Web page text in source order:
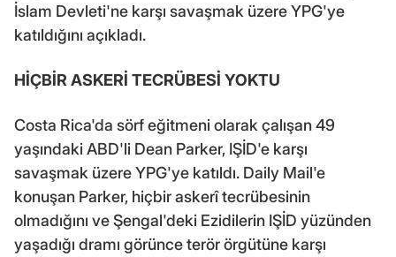
İslam Devleti'ne karşı savaşmak üzere YPG'ye
katıldığını açıkladı.
HİÇBİR ASKERİ TECRÜBESİ YOKTU
Costa Rica'da sörf eğitmeni olarak çalışan 49
yaşındaki ABD'li Dean Parker, IŞİD'e karşı
savaşmak üzere YPG'ye katıldı. Daily Mail'e
konuşan Parker, hiçbir askerî tecrübesinin
olmadığını ve Şengal'deki Ezidilerin IŞİD yüzünden
yaşadığı dramı görünce terör örgütüne karşı